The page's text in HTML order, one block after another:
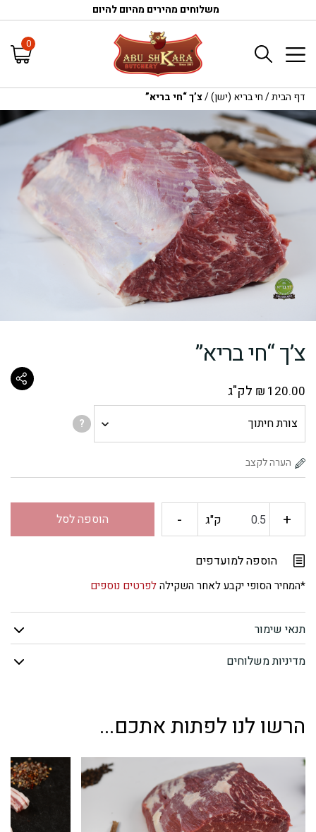
משלוחים מהירים מהיום להיום
0
דף הבית/חי בריא (ישן)/צ’ך “חי בריא”
צ’ך “חי בריא”
₪ 120.00 לק"ג
חיתוך
?
+ כמות
צ'ך
"חי
בריא"
ק"ג - הוספה לסל
הוספה למועדפים
*המחיר הסופי יקבע לאחר השקילהלפרטים נוספים
תנאי שימור
מדיניות משלוחים
הרשו לנו לפתות אתכם...